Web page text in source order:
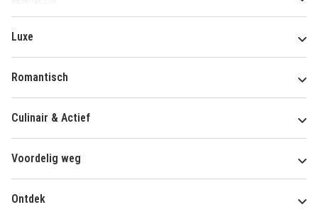
Luxe
Romantisch
Culinair & Actief
Voordelig weg
Ontdek